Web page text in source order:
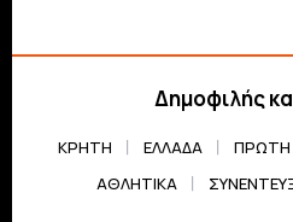
Δημοφιλής
ΚΡΗΤΗ ΕΛΛΆΔΑ ΠΡΏΤΗ
ΑΘΛΗΤΙΚΆ